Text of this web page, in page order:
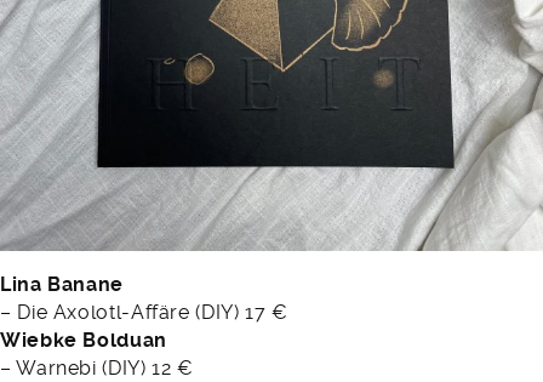
Lina Banane
– Die Axolotl-Affäre (DIY) 17 €
Wiebke Bolduan
– Warnebi (DIY) 12 €